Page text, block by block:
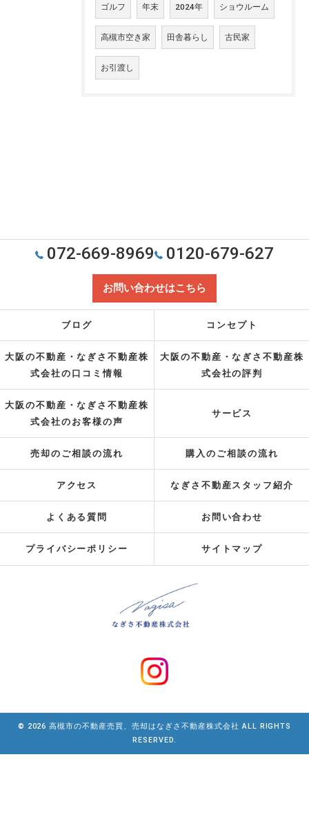
ゴルフ 年末 2024年 ショウルーム
高槻市空き家 田舎暮らし 古民家
お引渡し
072-669-8969 0120-679-627
お問い合わせはこちら
ブログ コンセプト
大阪の不動産・なぎさ不動産株
式会社の口コミ情報
大阪の不動産・なぎさ不動産株
式会社の評判
大阪の不動産・なぎさ不動産株
式会社のお客様の声
サービス
売却のご相談の流れ 購入のご相談の流れ
アクセス なぎさ不動産スタッフ紹介
よくある質問 お問い合わせ
プライバシーポリシー サイトマップ
© 2026 高槻市の不動産売買、売却はなぎさ不動産株式会社 ALL RIGHTS
RESERVED.